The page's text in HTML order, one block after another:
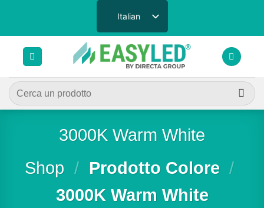
contenuti
Italian
Cerca:
3000K Warm White
Shop / Prodotto Colore /
3000K Warm White